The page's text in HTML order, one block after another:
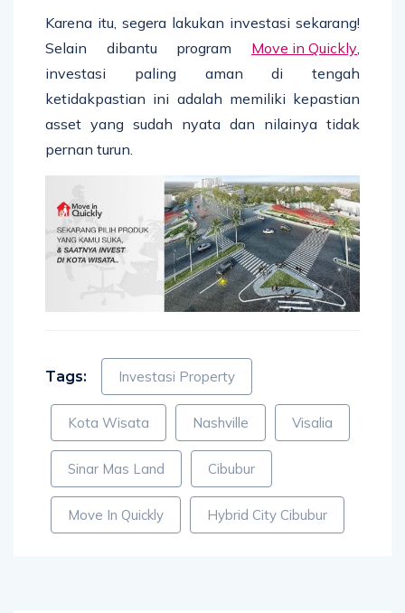
Karena itu, segera lakukan investasi sekarang!
Selain dibantu program Move in Quickly,
investasi paling aman di tengah
ketidakpastian ini adalah memiliki kepastian
asset yang sudah nyata dan nilainya tidak
pernan turun.
Tags: Investasi Property
Kota Wisata Nashville Visalia
Sinar Mas Land Cibubur
Move In Quickly Hybrid City Cibubur